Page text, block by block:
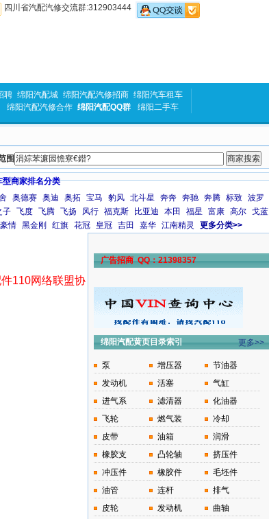
四川省汽配汽修交流群:312903444
聘 绵阳汽配城 绵阳汽配汽修招商 绵阳汽车租车
绵阳汽配汽修合作 绵阳汽配QQ群 绵阳二手车
围
型商家排名分类
奥德赛 奥迪 奥拓 宝马 豹风 北斗星 奔奔 奔驰 奔腾 标致 波罗
子 飞度 飞腾 飞扬 风行 福克斯 比亚迪 本田 福星 富康 高尔 戈蓝
豪情 黑金刚 红旗 花冠 皇冠 吉田 嘉华 江南精灵 更多分类>>
110网络联盟协
广告招商 QQ：21398357
绵阳汽配黄页目录索引 更多>>
泵 增压器
节油器
发动机
活塞
气缸
进气系
滤清器
化油器
飞轮
燃气装
冷却
皮带
油箱
润滑
橡胶支
凸轮轴
挤压件
冲压件
橡胶件
毛坯件
油管
连杆
排气
皮轮
发动机
曲轴